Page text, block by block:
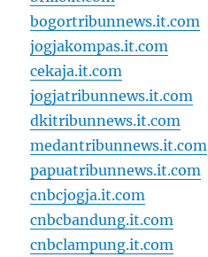
bogortribunnews.it.com
jogjakompas.it.com
cekaja.it.com
jogjatribunnews.it.com
dkitribunnews.it.com
medantribunnews.it.com
papuatribunnews.it.com
cnbcjogja.it.com
cnbcbandung.it.com
cnbclampung.it.com